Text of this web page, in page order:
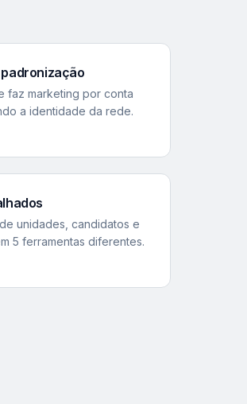
faz marketing por conta
a identidade da rede.
unidades, candidatos e
5 ferramentas diferentes.